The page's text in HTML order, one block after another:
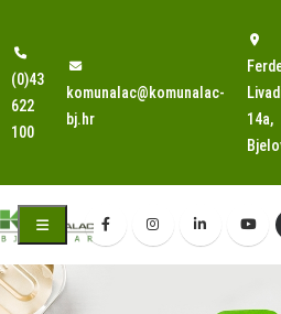
(0)43
622
100
komunalac@komunalac-
bj.hr
14a,